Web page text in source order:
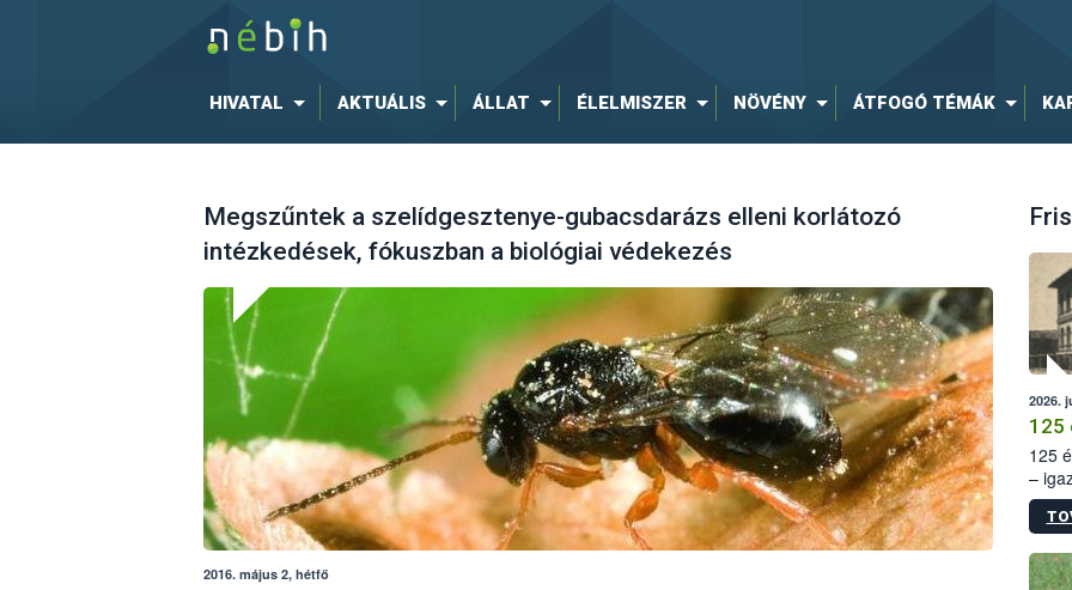
HIVATAL AKTUÁLIS ÁLLAT ÉLELMISZER NÖVÉNY ÁTFOGÓ TÉMÁK
Megszűntek a szelídgesztenye-gubacsdarázs elleni korlátozó
intézkedések, fókuszban a biológiai védekezés
2016. május 2, hétfő
2026.
125
125
–
15.